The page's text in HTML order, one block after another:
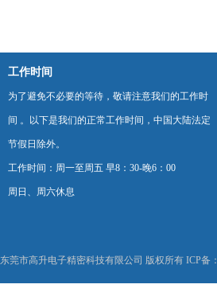
工作时间
为了避免不必要的等待，敬请注意我们的工作时
间 。以下是我们的正常工作时间，中国大陆法定
节假日除外。
工作时间：周一至周五 早8：30-晚6：00
周日、周六休息
东莞市高升电子精密科技有限公司 版权所有 ICP备：